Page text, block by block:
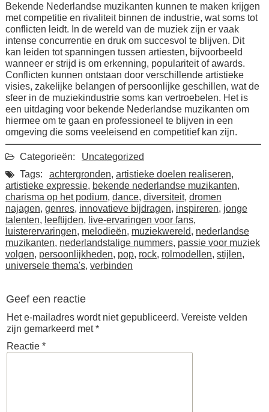
Bekende Nederlandse muzikanten kunnen te maken krijgen
met competitie en rivaliteit binnen de industrie, wat soms tot
conflicten leidt. In de wereld van de muziek zijn er vaak
intense concurrentie en druk om succesvol te blijven. Dit
kan leiden tot spanningen tussen artiesten, bijvoorbeeld
wanneer er strijd is om erkenning, populariteit of awards.
Conflicten kunnen ontstaan door verschillende artistieke
visies, zakelijke belangen of persoonlijke geschillen, wat de
sfeer in de muziekindustrie soms kan vertroebelen. Het is
een uitdaging voor bekende Nederlandse muzikanten om
hiermee om te gaan en professioneel te blijven in een
omgeving die soms veeleisend en competitief kan zijn.
Categorieën:
Uncategorized
Tags:
achtergronden, artistieke doelen realiseren,
artistieke expressie, bekende nederlandse muzikanten,
charisma op het podium, dance, diversiteit, dromen
najagen, genres, innovatieve bijdragen, inspireren, jonge
talenten, leeftijden, live-ervaringen voor fans,
luisterervaringen, melodieën, muziekwereld, nederlandse
muzikanten, nederlandstalige nummers, passie voor muziek
volgen, persoonlijkheden, pop, rock, rolmodellen, stijlen,
universele thema's, verbinden
Geef een reactie
Het e-mailadres wordt niet gepubliceerd. Vereiste velden
zijn gemarkeerd met*
Reactie *